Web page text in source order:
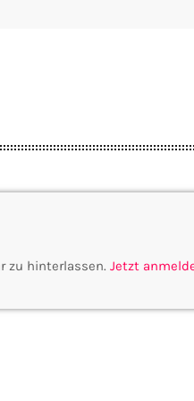
zu hinterlassen. Jetzt